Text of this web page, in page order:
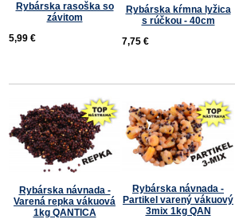
Rybárska rasoška so
závitom
5,99 €
Rybárska kŕmna lyžica
s rúčkou - 40cm
7,75 €
Rybárska návnada -
Varená repka vákuová
1kg QANTICA
Rybárska návnada -
Partikel varený vákuový
3mix 1kg QAN